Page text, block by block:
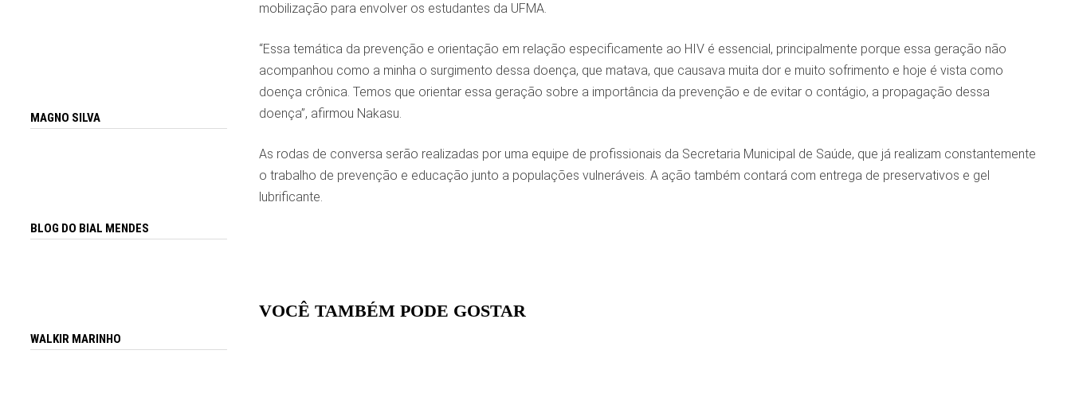
mobilização para envolver os estudantes da UFMA.
“Essa temática da prevenção e orientação em relação especificamente ao HIV é essencial, principalmente porque essa geração não
acompanhou como a minha o surgimento dessa doença, que matava, que causava muita dor e muito sofrimento e hoje é vista como
doença crônica. Temos que orientar essa geração sobre a importância da prevenção e de evitar o contágio, a propagação dessa
doença”, afirmou Nakasu.
As rodas de conversa serão realizadas por uma equipe de profissionais da Secretaria Municipal de Saúde, que já realizam constantemente
o trabalho de prevenção e educação junto a populações vulneráveis. A ação também contará com entrega de preservativos e gel
lubrificante.
VOCÊ TAMBÉM PODE GOSTAR
MAGNO SILVA
BLOG DO BIAL MENDES
WALKIR MARINHO